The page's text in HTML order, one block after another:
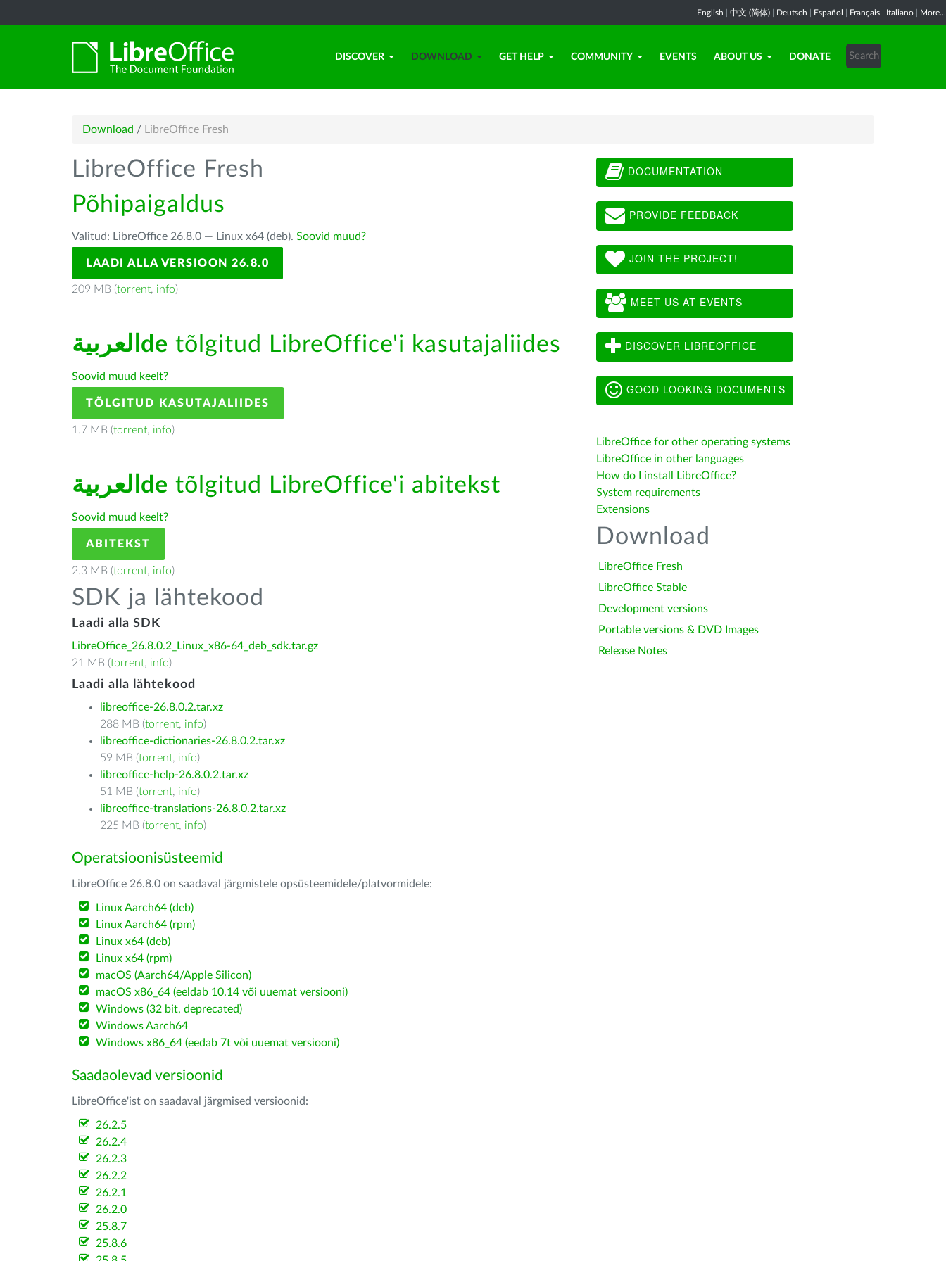
English 中文 (简体) Deutsch Español Français Italiano More...
DISCOVER DOWNLOAD GET HELP COMMUNITY EVENTS ABOUT US DONATE
Download / LibreOffice Fresh
LibreOffice Fresh
Põhipaigaldus
Valitud: LibreOffice 26.8.0 — Linux x64 (deb). Soovid muud?
LAADI ALLA VERSIOON 26.8.0
209 MB (torrent, info)
العربيةde tõlgitud LibreOffice'i kasutajaliides
Soovid muud keelt?
TÕLGITUD KASUTAJALIIDES
1.7 MB (torrent, info)
العربيةde tõlgitud LibreOffice'i abitekst
Soovid muud keelt?
ABITEKST
2.3 MB (torrent, info)
SDK ja lähtekood
Laadi alla SDK
LibreOffice_26.8.0.2_Linux_x86-64_deb_sdk.tar.gz
21 MB (torrent, info)
Laadi alla lähtekood
libreoffice-26.8.0.2.tar.xz
288 MB (torrent, info)
libreoffice-dictionaries-26.8.0.2.tar.xz
59 MB (torrent, info)
libreoffice-help-26.8.0.2.tar.xz
51 MB (torrent, info)
libreoffice-translations-26.8.0.2.tar.xz
225 MB (torrent, info)
Operatsioonisüsteemid
LibreOffice 26.8.0 on saadaval järgmistele opsüsteemidele/platvormidele:
Linux Aarch64 (deb)
Linux Aarch64 (rpm)
Linux x64 (deb)
Linux x64 (rpm)
macOS (Aarch64/Apple Silicon)
macOS x86_64 (eeldab 10.14 või uuemat versiooni)
Windows (32 bit, deprecated)
Windows Aarch64
Windows x86_64 (eedab 7t või uuemat versiooni)
Saadaolevad versioonid
LibreOffice'ist on saadaval järgmised versioonid:
26.2.5
26.2.4
26.2.3
26.2.2
26.2.1
26.2.0
25.8.7
25.8.6
DOCUMENTATION
PROVIDE FEEDBACK
JOIN THE PROJECT!
MEET US AT EVENTS
DISCOVER LIBREOFFICE
GOOD LOOKING DOCUMENTS
LibreOffice for other operating systems
LibreOffice in other languages
How do I install LibreOffice?
System requirements
Extensions
Download
LibreOffice Fresh
LibreOffice Stable
Development versions
Portable versions & DVD Images
Release Notes